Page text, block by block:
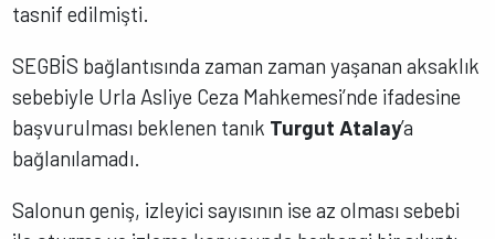
tasnif edilmişti.
SEGBİS bağlantısında zaman zaman yaşanan aksaklık
sebebiyle Urla Asliye Ceza Mahkemesi’nde ifadesine
başvurulması beklenen tanık Turgut Atalay’a
bağlanılamadı.
Salonun geniş, izleyici sayısının ise az olması sebebi